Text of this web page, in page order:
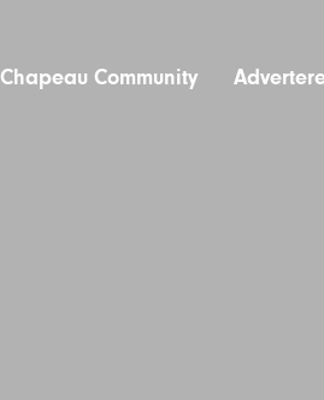
Chapeau Community